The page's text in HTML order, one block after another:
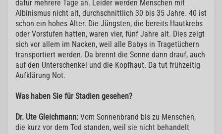
dafür mehrere Tage an. Leider werden Menschen mit
Albinismus nicht alt, durchschnittlich 30 bis 35 Jahre. 40 ist
schon ein hohes Alter. Die Jüngsten, die bereits Hautkrebs
oder Vorstufen hatten, waren vier, fünf Jahre alt. Dies zeigt
sich vor allem im Nacken, weil alle Babys in Tragetüchern
transportiert werden. Da brennt die Sonne dann drauf, auch
auf den Unterschenkel und die Kopfhaut. Da tut frühzeitig
Aufklärung Not.
Was haben Sie für Stadien gesehen?
Dr. Ute Gleichmann: Vom Sonnenbrand bis zu Menschen,
die kurz vor dem Tod standen, weil sie nicht behandelt